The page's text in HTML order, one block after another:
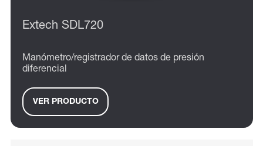
Extech SDL720
Manómetro/registrador de datos de presión
diferencial
VER PRODUCTO